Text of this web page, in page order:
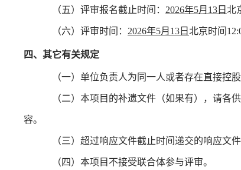
（五）评审报名截止时间： 2026年5月13日 北
（六）评审时间： 2026年5月13日 北京时间
四、其它有关规定
（一）单位负责人为同一人或者存在直接控
（二）本项目的补遗文件（如果有），请各
容。
（三）超过响应文件截止时间递交的响应文
（四）本项目不接受联合体参与评审。